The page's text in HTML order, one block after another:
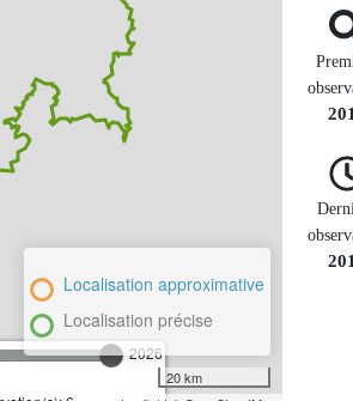
2026
Localisation approximative
Localisation précise
20 km